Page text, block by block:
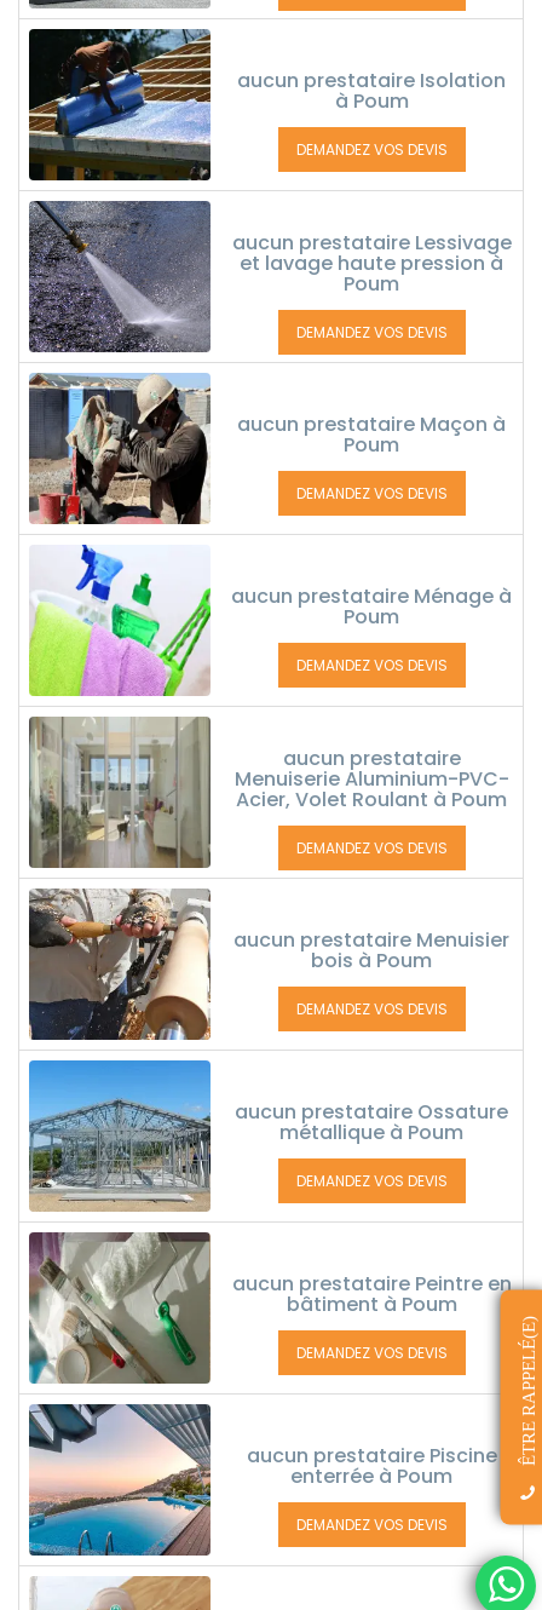
aucun prestataire Isolation
à Poum
DEMANDEZ VOS DEVIS
aucun prestataire Lessivage
et lavage haute pression à
Poum
DEMANDEZ VOS DEVIS
aucun prestataire Maçon à
Poum
DEMANDEZ VOS DEVIS
aucun prestataire Ménage à
Poum
DEMANDEZ VOS DEVIS
aucun prestataire
Menuiserie Aluminium-PVC-
Acier, Volet Roulant à Poum
DEMANDEZ VOS DEVIS
aucun prestataire Menuisier
bois à Poum
DEMANDEZ VOS DEVIS
aucun prestataire Ossature
métallique à Poum
DEMANDEZ VOS DEVIS
aucun prestataire Peintre en
bâtiment à Poum
DEMANDEZ VOS DEVIS
aucun prestataire Piscine
enterrée à Poum
DEMANDEZ VOS DEVIS
ÊTRE RAPPELÉ(E)